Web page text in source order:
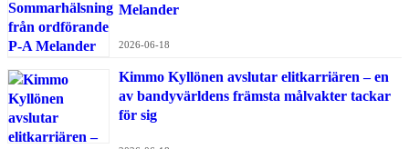
Melander
2026-06-18
Kimmo Kyllönen avslutar elitkarriären – en
av bandyvärldens främsta målvakter tackar
för sig